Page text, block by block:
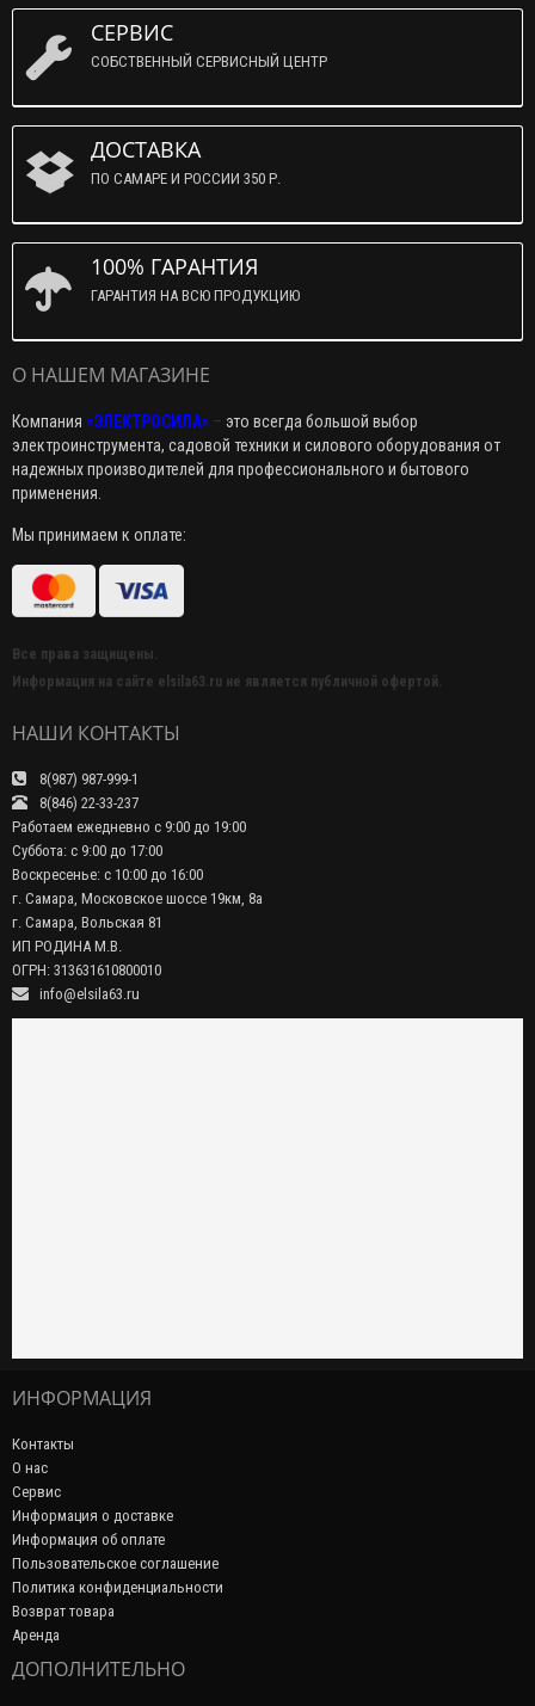
СЕРВИС
СОБСТВЕННЫЙ СЕРВИСНЫЙ ЦЕНТР
ДОСТАВКА
ПО САМАРЕ И РОССИИ 350 Р.
100% ГАРАНТИЯ
ГАРАНТИЯ НА ВСЮ ПРОДУКЦИЮ
О НАШЕМ МАГАЗИНЕ
Компания «ЭЛЕКТРОСИЛА» – это всегда большой выбор
электроинструмента, садовой техники и силового оборудования от
надежных производителей для профессионального и бытового
применения.
Мы принимаем к оплате:
Все права защищены.
Информация на сайте elsila63.ru не является публичной офертой.
НАШИ КОНТАКТЫ
8(987) 987-999-1
8(846) 22-33-237
Работаем ежедневно с 9:00 до 19:00
Суббота: с 9:00 до 17:00
Воскресенье: с 10:00 до 16:00
г. Самара, Московское шоссе 19км, 8а
г. Самара, Вольская 81
ИП РОДИНА М.В.
ОГРН: 313631610800010
info@elsila63.ru
ИНФОРМАЦИЯ
Контакты
О нас
Сервис
Информация о доставке
Информация об оплате
Пользовательское соглашение
Политика конфиденциальности
Возврат товара
Аренда
ДОПОЛНИТЕЛЬНО